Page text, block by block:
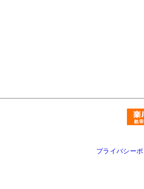
プライバシー